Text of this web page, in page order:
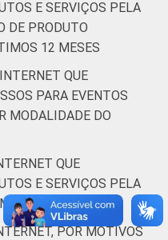
12
19
a 15 anos 12
a 24 anos 20
E SERVIÇOS PELA
DE PRODUTO
12 MESES
QUE
PARA EVENTOS
MODALIDADE DO
QUE
E SERVIÇOS PELA
DE PAGAMENTO
POR MOTIVOS